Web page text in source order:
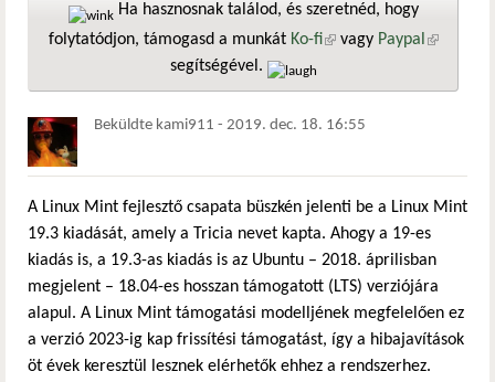
Ha hasznosnak találod, és szeretnéd, hogy
folytatódjon, támogasd a munkát Ko-fi(külső hivatkozás)
vagy Paypal
segítségével.
Beküldte kami911 - 2019. dec. 18. 16:55
A Linux Mint fejlesztő csapata büszkén jelenti be a Linux Mint
19.3 kiadását, amely a Tricia nevet kapta. Ahogy a 19-es
kiadás is, a 19.3-as kiadás is az Ubuntu – 2018. áprilisban
megjelent – 18.04-es hosszan támogatott (LTS) verziójára
alapul. A Linux Mint támogatási modelljének megfelelően ez
a verzió 2023-ig kap frissítési támogatást, így a hibajavítások
öt évek keresztül lesznek elérhetők ehhez a rendszerhez.